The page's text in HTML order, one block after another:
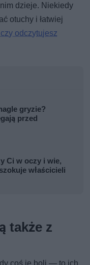
dzieje. Niekiedy
otuchy i łatwiej
odczytujesz
gryzie?
przed
Ci w oczy i wie,
właścicieli
także z